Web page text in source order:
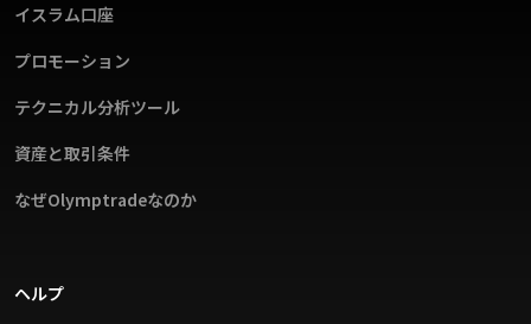
イスラム口座
プロモーション
テクニカル分析ツール
資産と取引条件
なぜOlymptradeなのか
ヘルプ